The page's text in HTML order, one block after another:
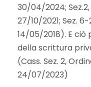
30/04/2024;
27/10/2021; Sez.
14/05/2018). E ciò
della scrittura
(Cass. Sez. 2,
24/07/2023)